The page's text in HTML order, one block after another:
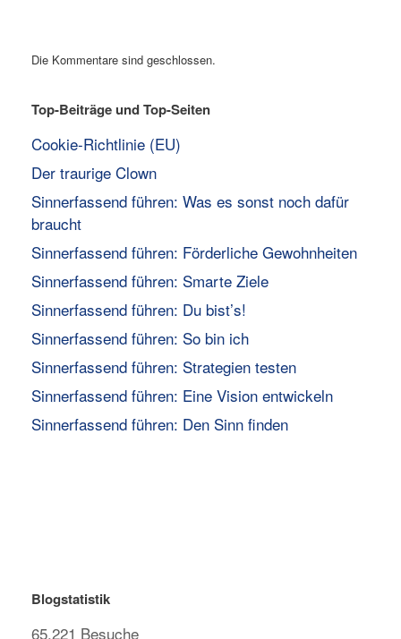
Die Kommentare sind geschlossen.
Top-Beiträge und Top-Seiten
Cookie-Richtlinie (EU)
Der traurige Clown
Sinnerfassend führen: Was es sonst noch dafür
braucht
Sinnerfassend führen: Förderliche Gewohnheiten
Sinnerfassend führen: Smarte Ziele
Sinnerfassend führen: Du bist’s!
Sinnerfassend führen: So bin ich
Sinnerfassend führen: Strategien testen
Sinnerfassend führen: Eine Vision entwickeln
Sinnerfassend führen: Den Sinn finden
Blogstatistik
65.221 Besuche